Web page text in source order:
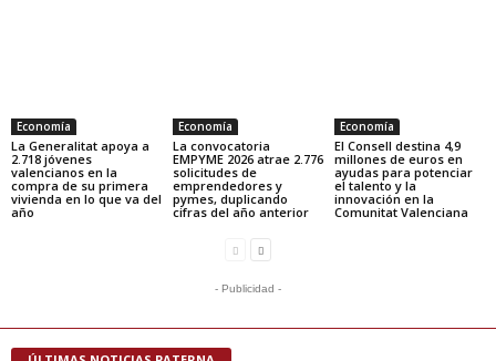
Economía
La Generalitat apoya a
2.718 jóvenes
valencianos en la
compra de su primera
vivienda en lo que va del
año
Economía
La convocatoria
EMPYME 2026 atrae 2.776
solicitudes de
emprendedores y
pymes, duplicando
cifras del año anterior
Economía
El Consell destina 4,9
millones de euros en
ayudas para potenciar
el talento y la
innovación en la
Comunitat Valenciana
- Publicidad -